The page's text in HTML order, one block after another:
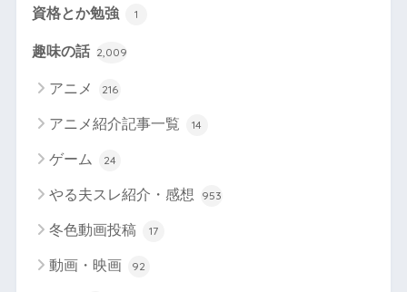
資格とか勉強 1
趣味の話 2,009
アニメ 216
アニメ紹介記事一覧 14
ゲーム 24
やる夫スレ紹介・感想 953
冬色動画投稿 17
動画・映画 92